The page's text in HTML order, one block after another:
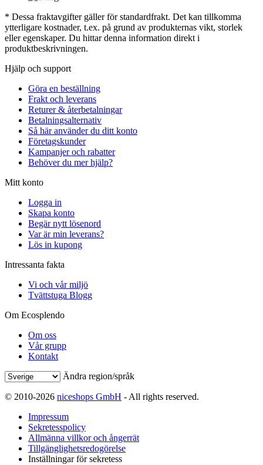
* Dessa fraktavgifter gäller för standardfrakt. Det kan tillkomma
ytterligare kostnader, t.ex. på grund av produkternas vikt, storlek
eller egenskaper. Du hittar denna information direkt i
produktbeskrivningen.
Hjälp och support
Göra en beställning
Frakt och leverans
Returer & återbetalningar
Betalningsalternativ
Så här använder du ditt konto
Företagskunder
Kampanjer och rabatter
Behöver du mer hjälp?
Mitt konto
Logga in
Skapa konto
Begär nytt lösenord
Var är min leverans?
Lös in kupong
Intressanta fakta
Vi och vår miljö
Tvättstuga Blogg
Om Ecosplendo
Om oss
Vår grupp
Kontakt
Ändra region/språk
© 2010-2026 niceshops GmbH - All rights reserved.
Impressum
Sekretesspolicy
Allmänna villkor och ångerrät
Tillgänglighetsredogörelse
Inställningar för sekretess